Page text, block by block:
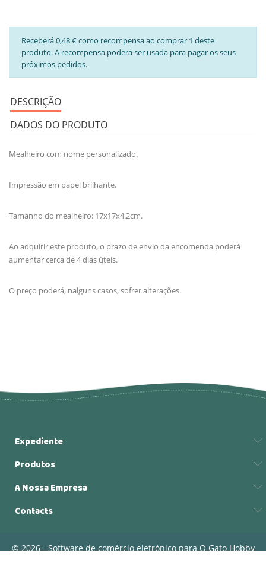
Receberá 0,48 € como recompensa ao comprar 1 deste
produto. A recompensa poderá ser usada para pagar os seus
próximos pedidos.
DESCRIÇÃO
DADOS DO PRODUTO
Mealheiro com nome personalizado.
Impressão em papel brilhante.
Tamanho do mealheiro: 17x17x4.2cm.
Ao adquirir este produto, o prazo de envio da encomenda poderá
aumentar cerca de 4 dias úteis.
O preço poderá, nalguns casos, sofrer alterações.
Expediente
Produtos
A Nossa Empresa
Contacts
© 2026 - Software de comércio eletrónico para O Gato Hobby